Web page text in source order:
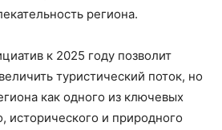
региона.
к 2025 году позволит
туристический поток, но
как одного из ключевых
исторического и природного